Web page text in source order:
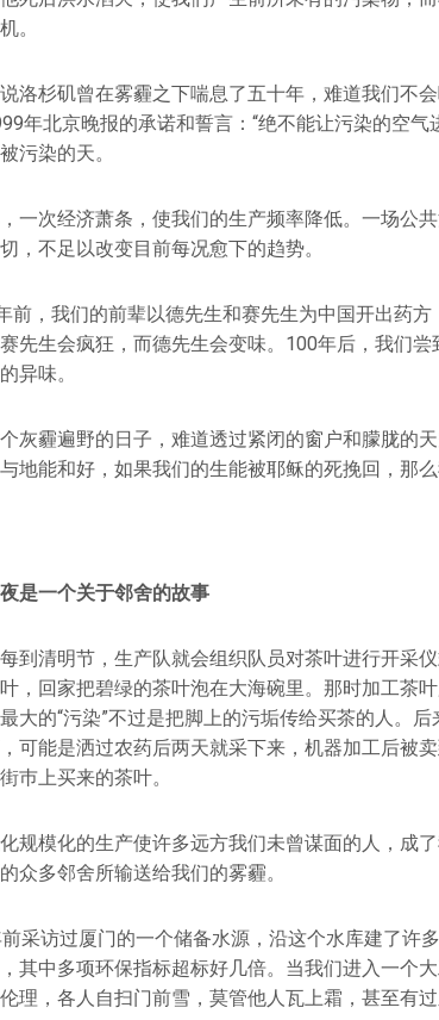
。
洛杉矶曾在雾霾之下喘息了五十年，难道我们不
年北京晚报的承诺和誓言：“绝不能让污染的空
污染的天。
一次经济萧条，使我们的生产频率降低。一场公
，不足以改变目前每况愈下的趋势。
前，我们的前辈以德先生和赛先生为中国开出药
先生会疯狂，而德先生会变味。100年后，我们
异味。
灰霾遍野的日子，难道透过紧闭的窗户和朦胧的
地能和好，如果我们的生能被耶稣的死挽回，那
是一个关于邻舍的故事
到清明节，生产队就会组织队员对茶叶进行开采
，回家把碧绿的茶叶泡在大海碗里。那时加工茶
大的“污染”不过是把脚上的污垢传给买茶的人。
可能是洒过农药后两天就采下来，机器加工后被
巿上买来的茶叶。
规模化的生产使许多远方我们未曾谋面的人，成
众多邻舍所输送给我们的雾霾。
采访过厦门的一个储备水源，沿这个水库建了许
其中多项环保指标超标好几倍。当我们进入一个
理，各人自扫门前雪，莫管他人瓦上霜，甚至有过